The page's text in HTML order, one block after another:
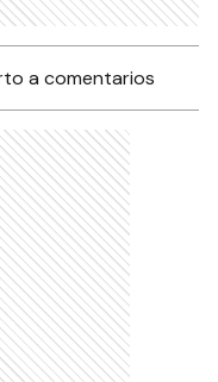
a comentarios